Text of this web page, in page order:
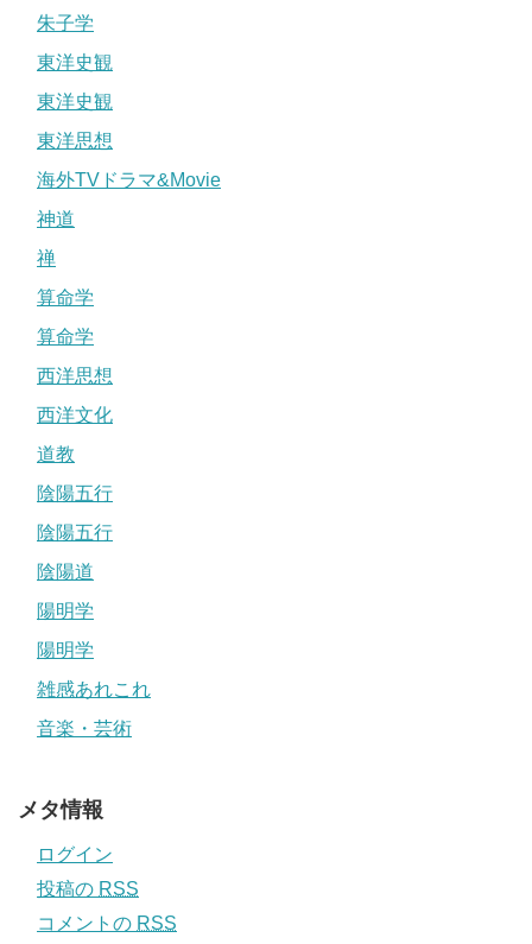
朱子学
東洋史観
東洋史観
東洋思想
海外TVドラマ&Movie
神道
禅
算命学
算命学
西洋思想
西洋文化
道教
陰陽五行
陰陽五行
陰陽道
陽明学
陽明学
雑感あれこれ
音楽・芸術
メタ情報
ログイン
投稿の RSS
コメントの RSS